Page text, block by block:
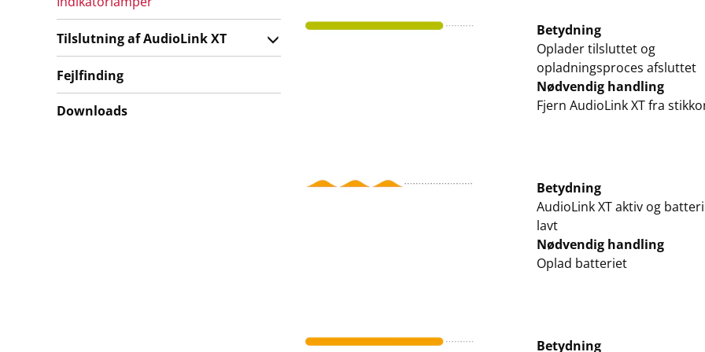
Betydning
Oplader tilsluttet og
opladningsproces afsluttet
Nødvendig handling
Fjern AudioLink XT fra
Betydning
AudioLink XT aktiv og
lavt
Nødvendig handling
Oplad batteriet
Betydning
Tilslutning af AudioLink XT
Fejlfinding
Downloads